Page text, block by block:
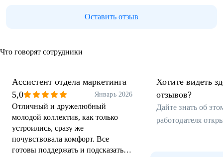
Оставить отзыв
Что говорят сотрудники
Ассистент отдела маркетинга
5,0
Январь 2026
Отличный и дружелюбный
молодой коллектив, как только
устроились, сразу же
почувствовала комфорт. Все
готовы поддержать и подсказать.
Хотите видеть
отзывов?
Дайте знать об
работодателя